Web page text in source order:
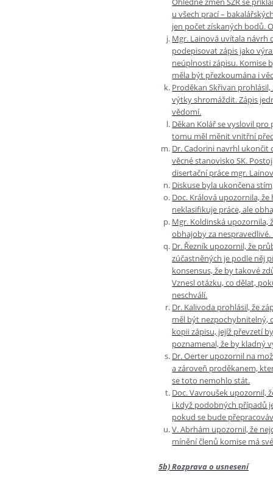
u všech prací –
jen počet získaných bodů.
Mgr. Lainová uvítala návrh
podepisovat zápis jako
neúplnosti zápisu. Komise
měla být přezkoumána i
Proděkan Skřivan
výtky shromáždit. Zápis
vědomí.
Děkan Kolář se vyslovil pro
tomu měl měnit vnitřní
Dr. Cadorini navrhl ukončit
věcné stanovisko SK.
disertační práce mgr.
Diskuse byla ukončena
Doc. Králová upozornila,
neklasifikuje práce, ale
Mgr. Koldinská upozornila,
obhajoby za
Dr. Řezník upozornil, že
zúčastněných je podle něj
konsensus, že by takové
Vznesl otázku, co dělat,
neschválí.
Dr. Kalivoda prohlásil, že
měl být nezpochybnitelný,
kopii zápisu, jejíž převzetí
poznamenal, že by kladný
Dr. Oerter upozornil na
a zároveň proděkanem,
se toto nemohlo stát.
Doc. Vavroušek upozornil,
i když podobných případů
pokud se bude
V. Abrhám upozornil, že
mínění členů komise má
5b) Rozprava o usnesení